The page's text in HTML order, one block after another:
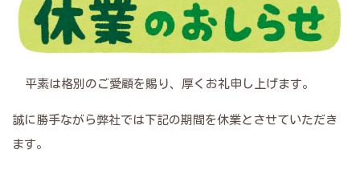
平素は格別のご愛顧を賜り、厚くお礼申し上げます。
誠に勝手ながら弊社では下記の期間を休業とさせていただき
ます。